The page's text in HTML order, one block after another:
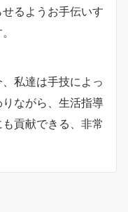
るようお手伝いす
私達は手技によっ
ながら、生活指導
貢献できる、非常